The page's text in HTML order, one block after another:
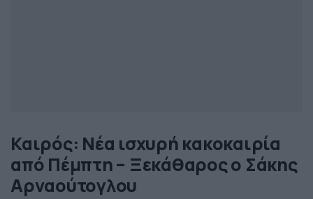
Καιρός: Νέα ισχυρή κακοκαιρία
από Πέμπτη – Ξεκάθαρος ο Σάκης
Αρναούτογλου